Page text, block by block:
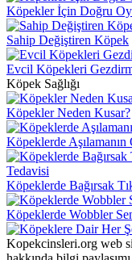
Köpekler İçin Doğru
Sahip Değiştiren Köpek
Evcil Köpekleri
Köpek Sağlığı
Köpekler Neden Kusar?
Köpeklerde Aşılamanın
Köpeklerde Bağırsak
Köpeklerde Wobbler
Kopekcinsleri.org web